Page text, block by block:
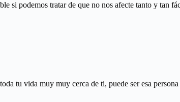
si podemos tratar de que no nos afecte tanto y tan
tu vida muy muy cerca de ti, puede ser esa